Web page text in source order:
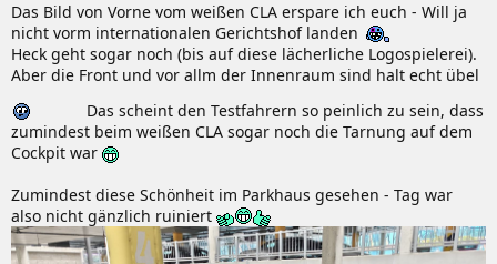
Das Bild von Vorne vom weißen CLA erspare ich euch - Will ja
nicht vorm internationalen Gerichtshof landen
Heck geht sogar noch (bis auf diese lächerliche Logospielerei).
Aber die Front und vor allm der Innenraum sind halt echt übel
Das scheint den Testfahrern so peinlich zu sein, dass
zumindest beim weißen CLA sogar noch die Tarnung auf dem
Cockpit war
Zumindest diese Schönheit im Parkhaus gesehen - Tag war
also nicht gänzlich ruiniert